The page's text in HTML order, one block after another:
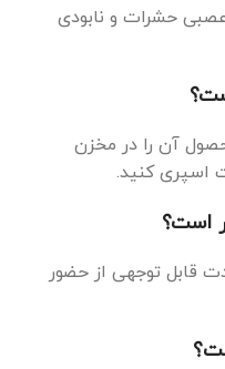
حشرات و نابودی
آن را در مخزن
اسپری کنید.
است؟
قابل توجهی از حضور